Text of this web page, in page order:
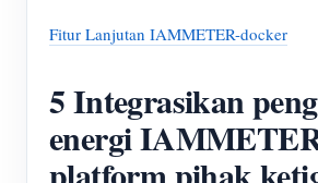
Fitur Lanjutan IAMMETER-docker
5 Integrasikan
energi